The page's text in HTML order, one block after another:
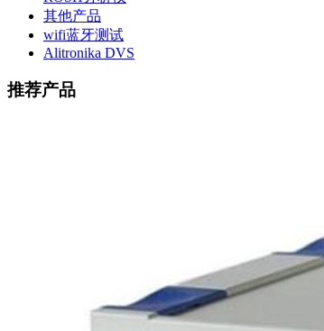
其他产品
wifi蓝牙测试
Alitronika DVS
推荐产品